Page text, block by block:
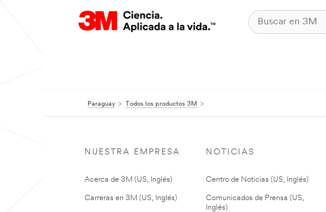
Paraguay Todos los productos 3M
NUESTRA EMPRESA
Acerca de 3M (US, Inglés)
Carreras en 3M (US, Inglés)
NOTICIAS
Centro de Noticias (US, Inglés)
Comunicados de Prensa (US,
Inglés)